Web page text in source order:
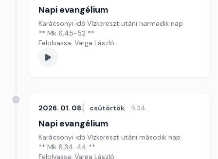
Napi evangélium
Karácsonyi idő Vízkereszt utáni harmadik nap
** Mk 6,45-52 **
Felolvassa: Varga László
2026. 01. 08. csütörtök 5:34
Napi evangélium
Karácsonyi idő Vízkereszt utáni második nap
** Mk 6,34-44 **
Felolvassa: Varga László